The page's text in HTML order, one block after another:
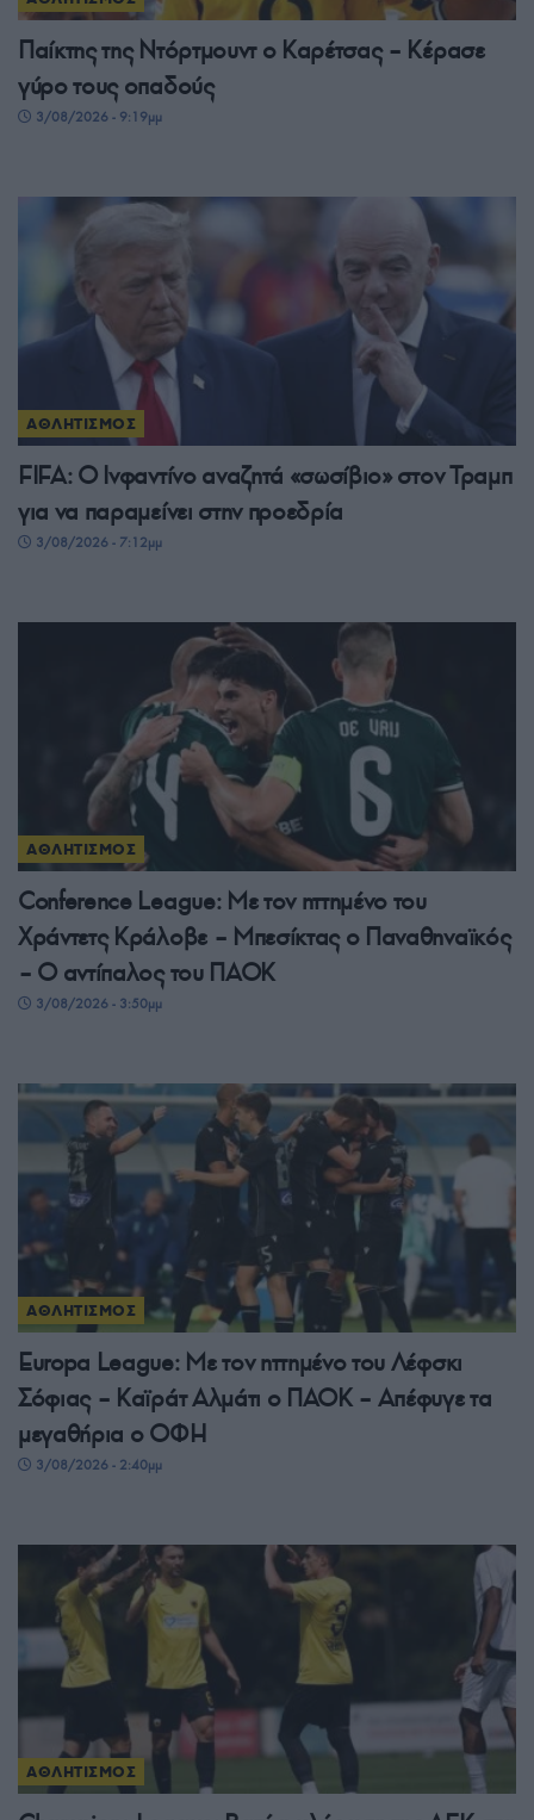
Παίκτης της Ντόρτμουντ ο Καρέτσας – Κέρασε
γύρο τους οπαδούς
3/08/2026 - 9:19μμ
ΑΘΛΗΤΙΣΜΟΣ
FIFA: Ο Ινφαντίνο αναζητά «σωσίβιο» στον Τραμπ
για να παραμείνει στην προεδρία
3/08/2026 - 7:12μμ
ΑΘΛΗΤΙΣΜΟΣ
Conference League: Με τον ηττημένο του
Χράντετς Κράλοβε – Μπεσίκτας ο Παναθηναϊκός
– Ο αντίπαλος του ΠΑΟΚ
3/08/2026 - 3:50μμ
ΑΘΛΗΤΙΣΜΟΣ
Europa League: Με τον ηττημένο του Λέφσκι
Σόφιας – Καϊράτ Αλμάτι ο ΠΑΟΚ – Απέφυγε τα
μεγαθήρια ο ΟΦΗ
3/08/2026 - 2:40μμ
ΑΘΛΗΤΙΣΜΟΣ